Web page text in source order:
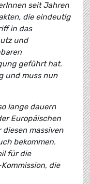
seit Jahren
die eindeutig
in das
und
geführt hat.
und muss nun
lange dauern
Europäischen
massiven
bekommen.
für die
die